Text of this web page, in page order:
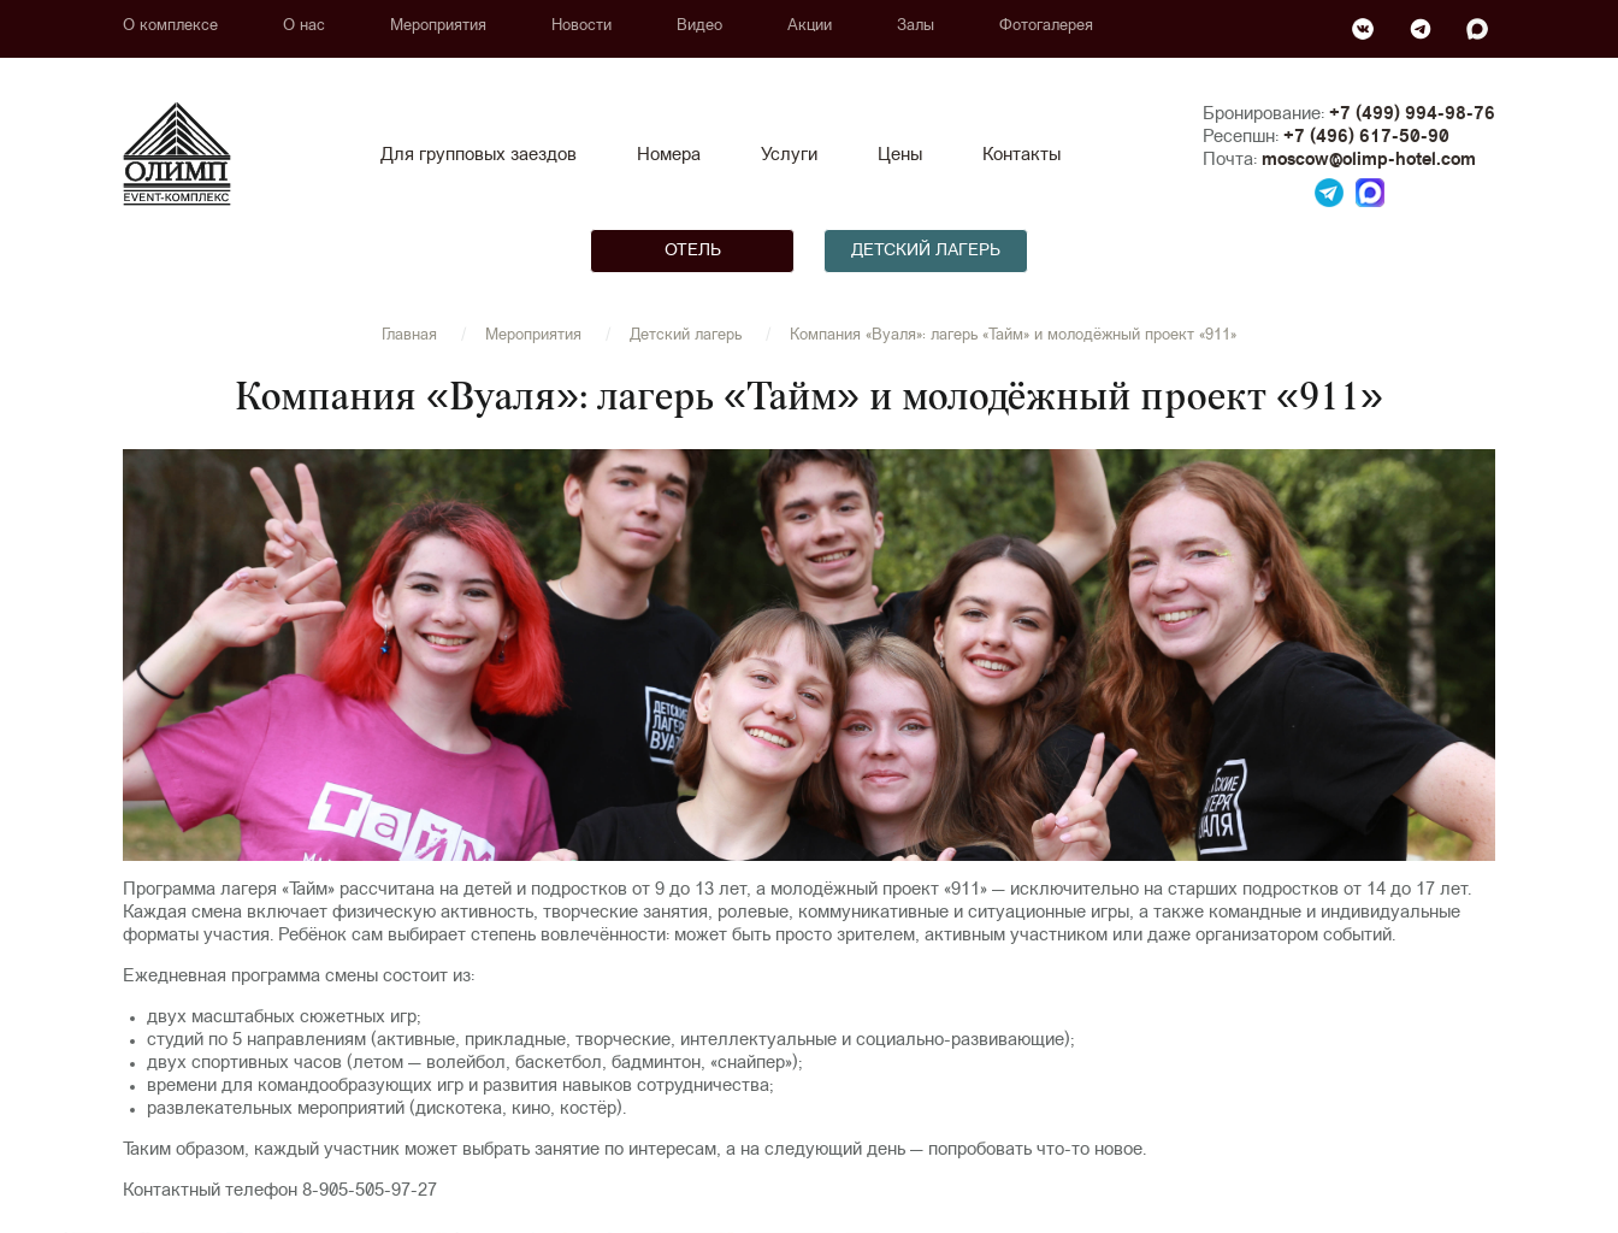
О комплексе О нас Мероприятия Новости Видео Акции Залы Фотогалерея
Для групповых заездов Номера Услуги Цены Контакты
Бронирование: +7 (499) 994-98-76
Ресепшн: +7 (496) 617-50-90
Почта: moscow@olimp-hotel.com
ОТЕЛЬ ДЕТСКИЙ ЛАГЕРЬ
Главная Мероприятия Детский лагерь Компания «Вуаля»: лагерь «Тайм» и молодёжный проект «911»
Компания «Вуаля»: лагерь «Тайм» и молодёжный проект «911»
Программа лагеря «Тайм» рассчитана на детей и подростков от 9 до 13 лет, а молодёжный проект «911» — исключительно на старших подростков от 14 до 17 лет.
Каждая смена включает физическую активность, творческие занятия, ролевые, коммуникативные и ситуационные игры, а также командные и индивидуальные
форматы участия. Ребёнок сам выбирает степень вовлечённости: может быть просто зрителем, активным участником или даже организатором событий.
Ежедневная программа смены состоит из:
двух масштабных сюжетных игр;
студий по 5 направлениям (активные, прикладные, творческие, интеллектуальные и социально-развивающие);
двух спортивных часов (летом — волейбол, баскетбол, бадминтон, «снайпер»);
времени для командообразующих игр и развития навыков сотрудничества;
развлекательных мероприятий (дискотека, кино, костёр).
Таким образом, каждый участник может выбрать занятие по интересам, а на следующий день — попробовать что-то новое.
Контактный телефон 8-905-505-97-27